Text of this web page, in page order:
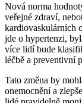
Nová norma
veřejné zdraví,
kardiovaskulárních
jde o hypertenzi,
více lidí bude
léčbě a preventivní
Tato změna by
onemocnění a